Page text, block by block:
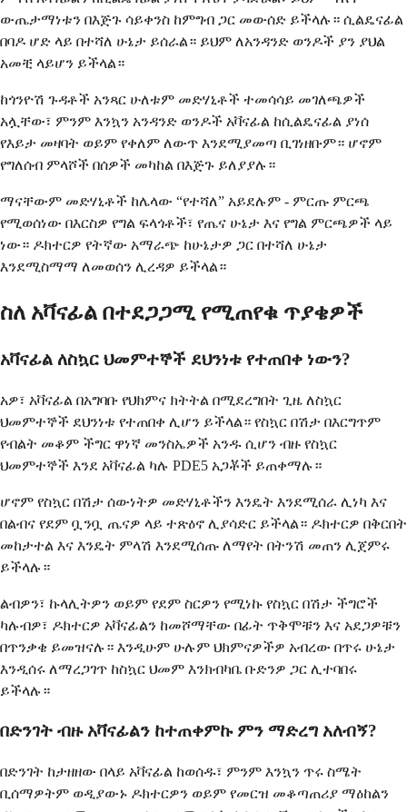
ውጤታማነቱን በእጅጉ ሳይቀንስ ከምግብ ጋር መውሰድ ይችላሉ። ሲልዴናፊል
በባዶ ሆድ ላይ በተሻለ ሁኔታ ይሰራል። ይህም ለአንዳንድ ወንዶች ያን ያህል
አመቺ ላይሆን ይችላል።
ከጎንዮሽ ጉዳቶች አንጻር ሁለቱም መድሃኒቶች ተመሳሳይ መገለጫዎች
አሏቸው፣ ምንም እንኳን አንዳንድ ወንዶች አቫናፊል ከሲልዴናፊል ያነሰ
የእይታ መዛባት ወይም የቀለም ለውጥ እንደሚያመጣ ቢገነዘቡም። ሆኖም
የግለሰብ ምላሾች በሰዎች መካከል በእጅጉ ይለያያሉ።
ማናቸውም መድሃኒቶች ከሌላው “የተሻለ” አይደሉም - ምርጡ ምርጫ
የሚወሰነው በእርስዎ የግል ፍላጎቶች፣ የጤና ሁኔታ እና የግል ምርጫዎች ላይ
ነው። ዶክተርዎ የትኛው አማራጭ ከሁኔታዎ ጋር በተሻለ ሁኔታ
እንደሚስማማ ለመወሰን ሊረዳዎ ይችላል።
ስለ አቫናፊል በተደጋጋሚ የሚጠየቁ ጥያቄዎች
አቫናፊል ለስኳር ህመምተኞች ደህንነቱ የተጠበቀ ነውን?
አዎ፣ አቫናፊል በአግባቡ የህክምና ክትትል በሚደረግበት ጊዜ ለስኳር
ህመምተኞች ደህንነቱ የተጠበቀ ሊሆን ይችላል። የስኳር በሽታ በእርግጥም
የብልት መቆም ችግር ዋነኛ መንስኤዎች አንዱ ሲሆን ብዙ የስኳር
ህመምተኞች እንደ አቫናፊል ካሉ PDE5 አጋቾች ይጠቀማሉ።
ሆኖም የስኳር በሽታ ሰውነትዎ መድሃኒቶችን እንዴት እንደሚሰራ ሊነካ እና
በልብና የደም ቧንቧ ጤናዎ ላይ ተጽዕኖ ሊያሳድር ይችላል። ዶክተርዎ በቅርበት
መከታተል እና እንዴት ምላሽ እንደሚሰጡ ለማየት በትንሽ መጠን ሊጀምሩ
ይችላሉ።
ልብዎን፣ ኩላሊትዎን ወይም የደም ስርዎን የሚነኩ የስኳር በሽታ ችግሮች
ካሉብዎ፣ ዶክተርዎ አቫናፊልን ከመሾማቸው በፊት ጥቅሞቹን እና አደጋዎቹን
በጥንቃቄ ይመዝናሉ። እንዲሁም ሁሉም ህክምናዎችዎ አብረው በጥሩ ሁኔታ
እንዲሰሩ ለማረጋገጥ ከስኳር ህመም እንክብካቤ ቡድንዎ ጋር ሊተባበሩ
ይችላሉ።
በድንገት ብዙ አቫናፊልን ከተጠቀምኩ ምን ማድረግ አለብኝ?
በድንገት ከታዘዘው በላይ አቫናፊል ከወሰዱ፣ ምንም እንኳን ጥሩ ስሜት
ቢሰማዎትም ወዲያውኑ ዶክተርዎን ወይም የመርዝ መቆጣጠሪያ ማዕከልን